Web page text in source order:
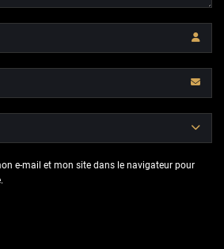
e-mail et mon site dans le navigateur pour